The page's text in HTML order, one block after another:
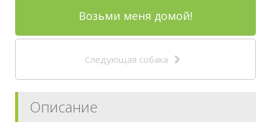
Возьми меня домой!
Следующая собака
Описание